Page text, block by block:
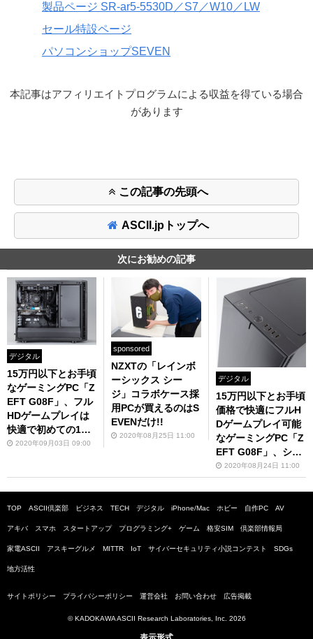
製品ページ SR-ar5-5530D／S7／W10／LW
セール特設ページ
パソコンショップSEVEN
本記事はアフィリエイトプログラムによる収益を得ている場合
があります
この記事の先頭へ
ASCII.jpトップへ
次にお勧めの記事
デジタル
15万円以下とお手頃
なゲーミングPC「Z
EFT G08F」、フル
HDゲームプレイは
快適で初めての1台
にも最適
2020年09月03日 09:00
sponsored
NZXTの「レインボ
ーシックス シー
ジ」コラボケース採
用PCが買えるのはS
EVENだけ!!
2020年08月25日 11:00
デジタル
15万円以下とお手頃
価格で快適にフルH
Dゲームプレイ可能
なゲーミングPC「Z
EFT G08F」、シッ
クで静音なケース
「Define 7 Compa
ct」も魅力
2020年08月24日 11:00
TOP ASCII倶楽部 ビジネス TECH デジタル iPhone/Mac ホビー 自作PC AV
アキバ スマホ スタートアップ プログラミング+ ゲーム 格安SIM 倶楽部情報局
家電ASCII アスキーグルメ MITTR IoT サイバーセキュリティ小説コンテスト SDGs
地方活性
サイトポリシー プライバシーポリシー 運営会社 お問い合わせ 広告掲載
© KADOKAWA ASCII Research Laboratories, Inc. 2026